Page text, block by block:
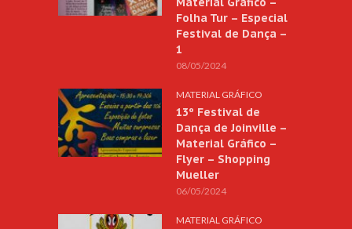
Folha Tur – Especial
Festival de Dança –
1
08/05/2024
MATERIAL GRÁFICO
13º Festival de
Dança de Joinville –
Material Gráfico –
Flyer – Shopping
Mueller
06/05/2024
MATERIAL GRÁFICO